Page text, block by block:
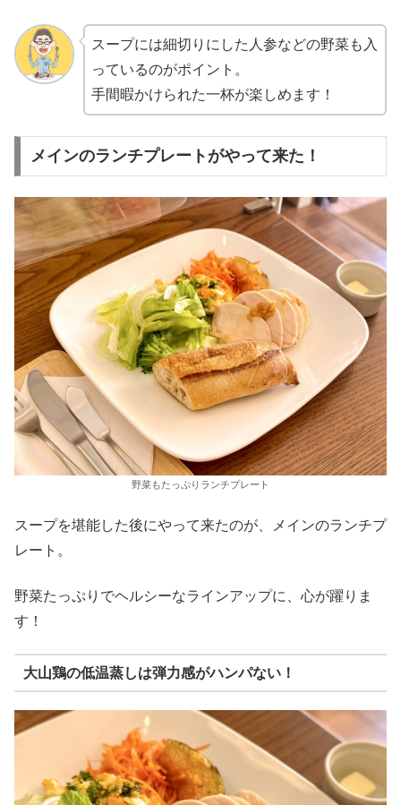
スープには細切りにした人参などの野菜も入
っているのがポイント。
手間暇かけられた一杯が楽しめます！
メインのランチプレートがやって来た！
野菜もたっぷりランチプレート
スープを堪能した後にやって来たのが、メインのランチプ
レート。
野菜たっぷりでヘルシーなラインアップに、心が躍りま
す！
大山鶏の低温蒸しは弾力感がハンパない！